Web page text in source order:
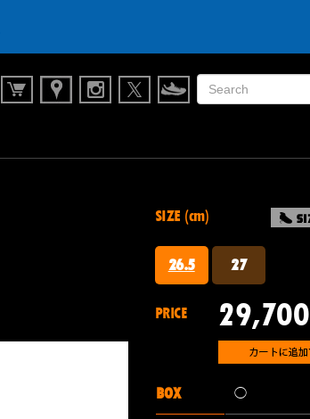
SIZE (cm)
26.5 27
PRICE 29,700
BOX ◯